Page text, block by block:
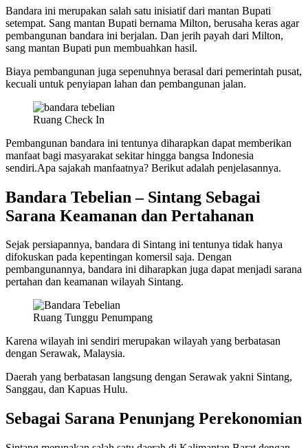
Bandara ini merupakan salah satu inisiatif dari mantan Bupati
setempat. Sang mantan Bupati bernama Milton, berusaha keras agar
pembangunan bandara ini berjalan. Dan jerih payah dari Milton,
sang mantan Bupati pun membuahkan hasil.
Biaya pembangunan juga sepenuhnya berasal dari pemerintah pusat,
kecuali untuk penyiapan lahan dan pembangunan jalan.
Ruang Check In
Pembangunan bandara ini tentunya diharapkan dapat memberikan
manfaat bagi masyarakat sekitar hingga bangsa Indonesia
sendiri.Apa sajakah manfaatnya? Berikut adalah penjelasannya.
Bandara Tebelian – Sintang Sebagai
Sarana Keamanan dan Pertahanan
Sejak persiapannya, bandara di Sintang ini tentunya tidak hanya
difokuskan pada kepentingan komersil saja. Dengan
pembangunannya, bandara ini diharapkan juga dapat menjadi sarana
pertahan dan keamanan wilayah Sintang.
Ruang Tunggu Penumpang
Karena wilayah ini sendiri merupakan wilayah yang berbatasan
dengan Serawak, Malaysia.
Daerah yang berbatasan langsung dengan Serawak yakni Sintang,
Sanggau, dan Kapuas Hulu.
Sebagai Sarana Penunjang Perekonomian